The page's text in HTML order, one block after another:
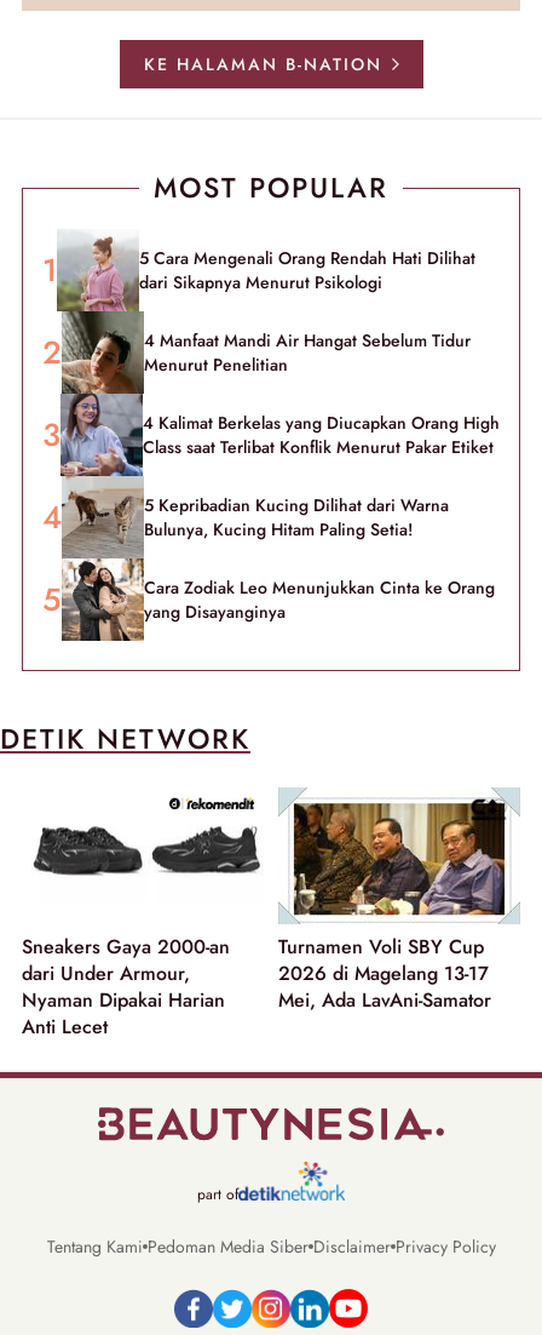
KE HALAMAN B-NATION
MOST POPULAR
5 Cara Mengenali Orang Rendah Hati Dilihat
dari Sikapnya Menurut Psikologi
4 Manfaat Mandi Air Hangat Sebelum Tidur
Menurut Penelitian
4 Kalimat Berkelas yang Diucapkan Orang High
Class saat Terlibat Konflik Menurut Pakar Etiket
5 Kepribadian Kucing Dilihat dari Warna
Bulunya, Kucing Hitam Paling Setia!
Cara Zodiak Leo Menunjukkan Cinta ke Orang
yang Disayanginya
DETIK NETWORK
Sneakers Gaya 2000-an
dari Under Armour,
Nyaman Dipakai Harian
Anti Lecet
Turnamen Voli SBY Cup
2026 di Magelang 13-17
Mei, Ada LavAni-Samator
part of
Tentang Kami Pedoman Media Siber Disclaimer Privacy Policy